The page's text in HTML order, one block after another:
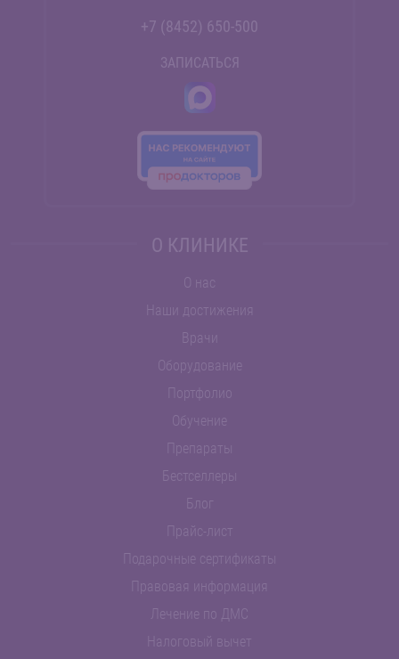
+7 (8452) 650-500
ЗАПИСАТЬСЯ
О КЛИНИКЕ
О нас
Наши достижения
Врачи
Оборудование
Портфолио
Обучение
Препараты
Бестселлеры
Блог
Прайс-лист
Подарочные сертификаты
Правовая информация
Лечение по ДМС
Налоговый вычет